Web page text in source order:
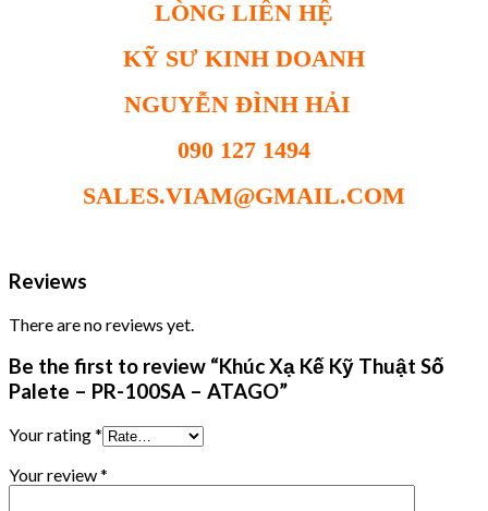
LÒNG LIÊN HỆ
KỸ SƯ KINH DOANH
NGUYỄN ĐÌNH HẢI
090 127 1494
SALES.VIAM@GMAIL.COM
Reviews
There are no reviews yet.
Be the first to review “Khúc Xạ Kế Kỹ Thuật Số
Palete – PR-100SA – ATAGO”
Your rating*
Your review*